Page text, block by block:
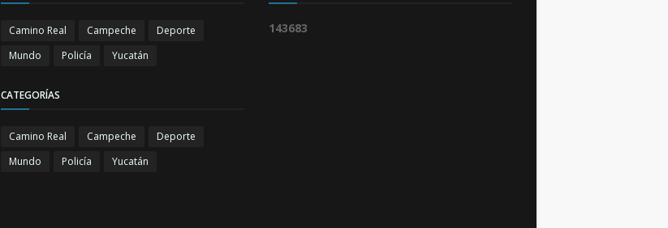
Camino Real Campeche
Deporte
Mundo
Policía Yucatán
CATEGORÍAS
Camino Real Campeche
Deporte
Mundo
Policía Yucatán
143683